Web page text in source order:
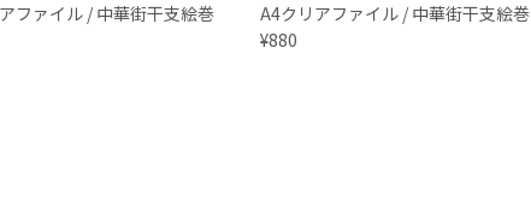
ファイル / 中華街干支絵巻
A4クリアファイル / 中華街干支絵巻
¥880